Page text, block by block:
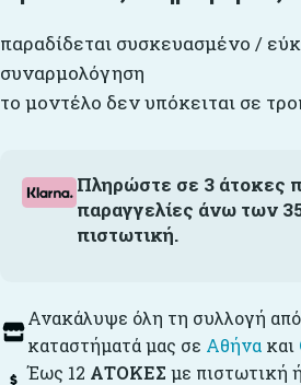
παραδίδεται συσκευασμένο /
συναρμολόγηση
το μοντέλο δεν υπόκειται σε
Πληρώστε σε 3 άτοκες
παραγγελίες άνω των
πιστωτική.
Ανακάλυψε όλη τη συλλογή
καταστήματά μας σε Αθήνα και
Έως 12 ΑΤΟΚΕΣ με πιστωτική